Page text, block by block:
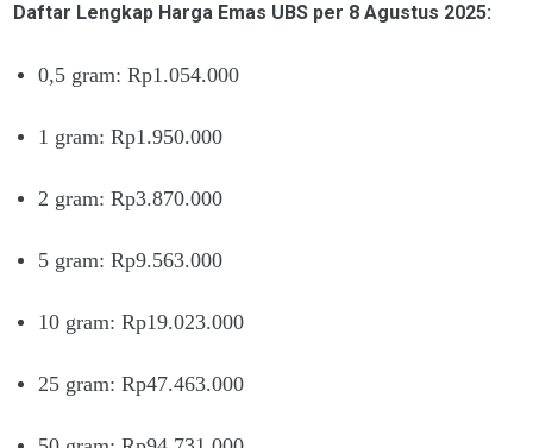
Daftar Lengkap Harga Emas UBS per 8 Agustus 2025:
0,5 gram: Rp1.054.000
1 gram: Rp1.950.000
2 gram: Rp3.870.000
5 gram: Rp9.563.000
10 gram: Rp19.023.000
25 gram: Rp47.463.000